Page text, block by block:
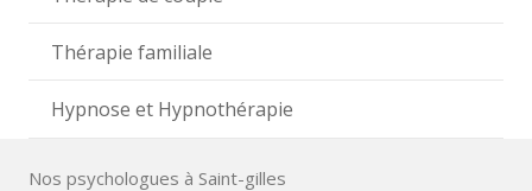
Thérapie familiale
Hypnose et Hypnothérapie
Nos psychologues à Saint-gilles